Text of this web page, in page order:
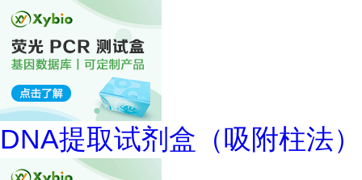
DNA提取试剂盒（吸附柱法）